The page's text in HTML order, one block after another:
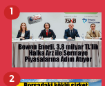
1
2